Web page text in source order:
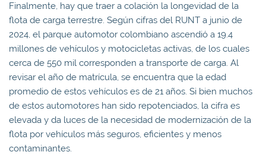
Finalmente, hay que traer a colación la longevidad de la
flota de carga terrestre. Según cifras del RUNT a junio de
2024, el parque automotor colombiano ascendió a 19.4
millones de vehículos y motocicletas activas, de los cuales
cerca de 550 mil corresponden a transporte de carga. Al
revisar el año de matrícula, se encuentra que la edad
promedio de estos vehículos es de 21 años. Si bien muchos
de estos automotores han sido repotenciados, la cifra es
elevada y da luces de la necesidad de modernización de la
flota por vehículos más seguros, eficientes y menos
contaminantes.